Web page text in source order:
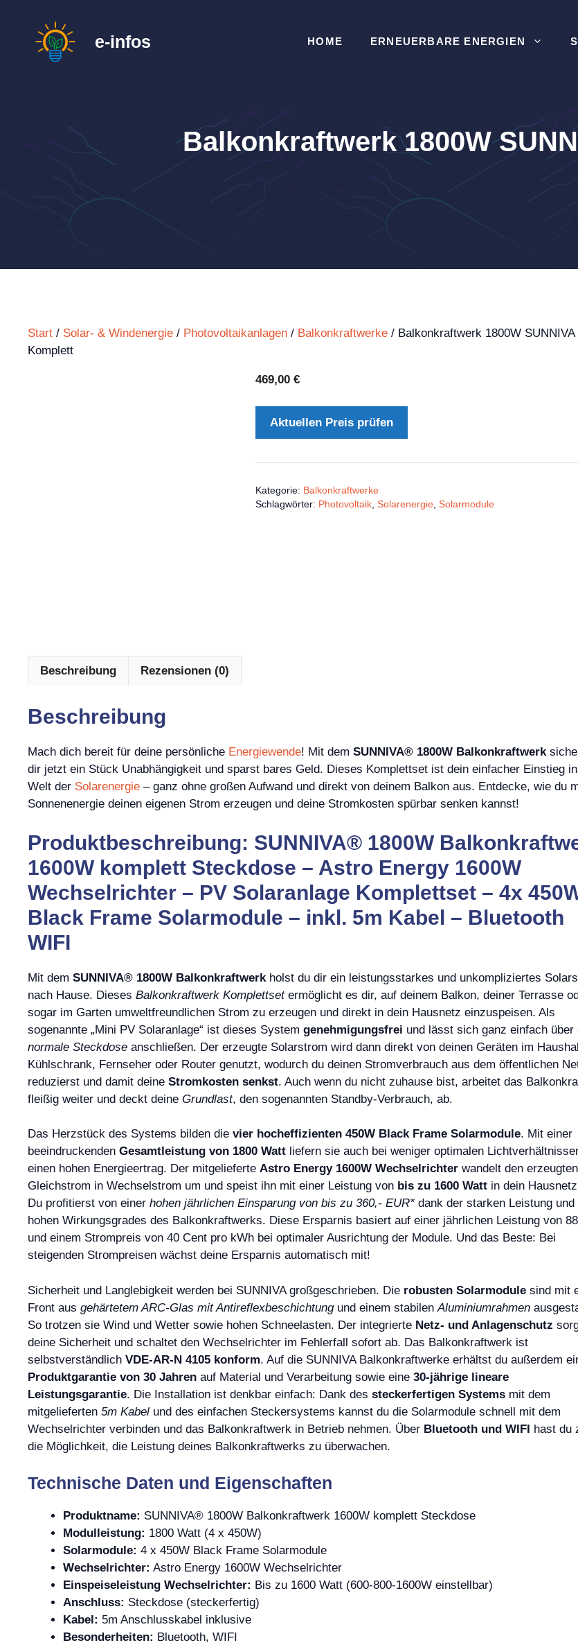
springen
e-infos HOME ERNEUERBARE ENERGIEN
Balkonkraftwerk 1800W
Start / Solar- & Windenergie / Photovoltaikanlagen / Balkonkraftwerke / Balkonkraftwerk 1800W SUNNIVA
Komplett
469,00€
Aktuellen Preis prüfen
Kategorie: Balkonkraftwerke
Schlagwörter: Photovoltaik ,Solarenergie ,Solarmodule
Beschreibung Rezensionen (0)
Beschreibung
Mach dich bereit für deine persönliche Energiewende! Mit dem SUNNIVA® 1800W Balkonkraftwerk
dir jetzt ein Stück Unabhängigkeit und sparst bares Geld. Dieses Komplettset ist dein einfacher Einstieg
Welt der Solarenergie – ganz ohne großen Aufwand und direkt von deinem Balkon aus. Entdecke, wie du
Sonnenenergie deinen eigenen Strom erzeugen und deine Stromkosten spürbar senken kannst!
Produktbeschreibung: SUNNIVA® 1800W
1600W komplett Steckdose – Astro Energy 1600W
Wechselrichter – PV Solaranlage Komplettset – 4x
Black Frame Solarmodule – inkl. 5m Kabel – Bluetooth
WIFI
Mit dem SUNNIVA® 1800W Balkonkraftwerk holst du dir ein leistungsstarkes und unkompliziertes
nach Hause. Dieses Balkonkraftwerk Komplettsetermöglicht es dir, auf deinem Balkon, deiner Terrasse
sogar im Garten umweltfreundlichen Strom zu erzeugen und direkt in dein Hausnetz einzuspeisen. Als
sogenannte „Mini PV Solaranlage“ ist dieses System genehmigungsfrei und lässt sich ganz einfach über
normale Steckdose anschließen. Der erzeugte Solarstrom wird dann direkt von deinen Geräten im
Kühlschrank, Fernseher oder Router genutzt, wodurch du deinen Stromverbrauch aus dem öffentlichen
reduzierst und damit deine Stromkosten senkst. Auch wenn du nicht zuhause bist, arbeitet das
fleißig weiter und deckt deine Grundlast, den sogenannten Standby-Verbrauch, ab.
Das Herzstück des Systems bilden die vier hocheffizienten 450W Black Frame Solarmodule. Mit einer
beeindruckenden Gesamtleistung von 1800 Watt liefern sie auch bei weniger optimalen
einen hohen Energieertrag. Der mitgelieferte Astro Energy 1600W Wechselrichter wandelt den erzeugten
Gleichstrom in Wechselstrom um und speist ihn mit einer Leistung von bis zu 1600 Watt in dein
Du profitierst von einer hohen jährlichen Einsparung von bis zu 360,- EUR* dank der starken Leistung und
hohen Wirkungsgrades des Balkonkraftwerks. Diese Ersparnis basiert auf einer jährlichen Leistung von
und einem Strompreis von 40 Cent pro kWh bei optimaler Ausrichtung der Module. Und das Beste: Bei
steigenden Strompreisen wächst deine Ersparnis automatisch mit!
Sicherheit und Langlebigkeit werden bei SUNNIVA großgeschrieben. Die robusten Solarmodule sind mit
Front aus gehärtetem ARC-Glas mit Antireflexbeschichtungund einem stabilen Aluminiumrahmen
So trotzen sie Wind und Wetter sowie hohen Schneelasten. Der integrierte Netz- und Anlagenschutz
deine Sicherheit und schaltet den Wechselrichter im Fehlerfall sofort ab. Das Balkonkraftwerk ist
selbstverständlich VDE-AR-N 4105 konform. Auf die SUNNIVA Balkonkraftwerke erhältst du außerdem
Produktgarantie von 30 Jahren auf Material und Verarbeitung sowie eine 30-jährige lineare
Leistungsgarantie. Die Installation ist denkbar einfach: Dank des steckerfertigen Systems mit dem
mitgelieferten 5m Kabel und des einfachen Steckersystems kannst du die Solarmodule schnell mit dem
Wechselrichter verbinden und das Balkonkraftwerk in Betrieb nehmen. Über Bluetooth und WIFI hast du
die Möglichkeit, die Leistung deines Balkonkraftwerks zu überwachen.
Technische Daten und Eigenschaften
Produktname: SUNNIVA® 1800W Balkonkraftwerk 1600W komplett Steckdose
Modulleistung: 1800 Watt (4 x 450W)
Solarmodule: 4 x 450W Black Frame Solarmodule
Wechselrichter: Astro Energy 1600W Wechselrichter
Einspeiseleistung Wechselrichter: Bis zu 1600 Watt (600-800-1600W einstellbar)
Anschluss: Steckdose (steckerfertig)
Kabel: 5m Anschlusskabel inklusive
Besonderheiten: Bluetooth, WIFI